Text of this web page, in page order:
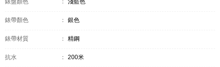
錶盤顏色 ： 淺藍色
錶帶顏色 ： 銀色
錶帶材質 ： 精鋼
抗水 ： 200米